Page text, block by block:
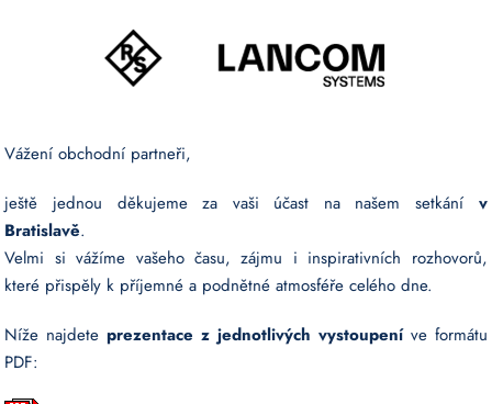
Vážení obchodní partneři,
ještě jednou děkujeme za vaši účast na našem setkání v
Bratislavě.
Velmi si vážíme vašeho času, zájmu i inspirativních rozhovorů,
které přispěly k příjemné a podnětné atmosféře celého dne.
Níže najdeteprezentace z jednotlivých vystoupeníve formátu
PDF: